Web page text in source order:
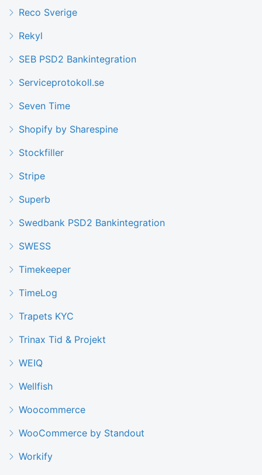
Reco Sverige
Rekyl
SEB PSD2 Bankintegration
Serviceprotokoll.se
Seven Time
Shopify by Sharespine
Stockfiller
Stripe
Superb
Swedbank PSD2 Bankintegration
SWESS
Timekeeper
TimeLog
Trapets KYC
Trinax Tid & Projekt
WEIQ
Wellfish
Woocommerce
WooCommerce by Standout
Workify